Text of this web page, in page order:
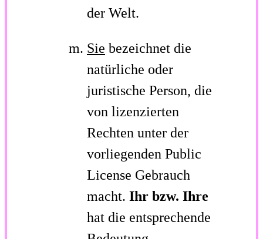
der Welt.
Sie bezeichnet die
natürliche oder
juristische Person, die
von lizenzierten
Rechten unter der
vorliegenden Public
License Gebrauch
macht. Ihr bzw. Ihre
hat die entsprechende